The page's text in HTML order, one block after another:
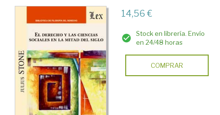
14,56 €
Stock en librería. Envío
en 24/48 horas
COMPRAR